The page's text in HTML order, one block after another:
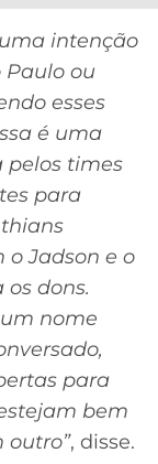
intenção
Paulo ou
esses
é uma
pelos times
para
o Jadson e o
dons.
nome
para
bem
outro”, disse.